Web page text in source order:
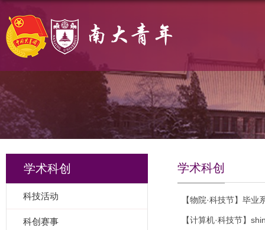
学术科创
科技活动
科创赛事
学术科创
【物院·科技节】毕
【计算机·科技节】